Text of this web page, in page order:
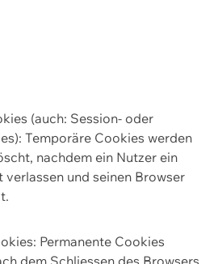
(auch: Session- oder
Temporäre Cookies werden
nachdem ein Nutzer ein
verlassen und seinen Browser
Permanente Cookies